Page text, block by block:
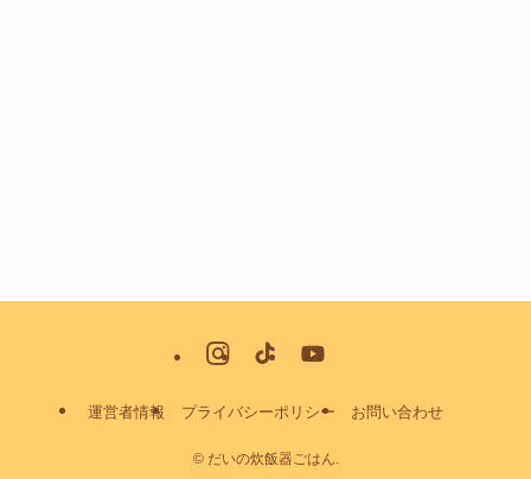
運営者情報 プライバシーポリシー お問い合わせ
©だいの炊飯器ごはん.